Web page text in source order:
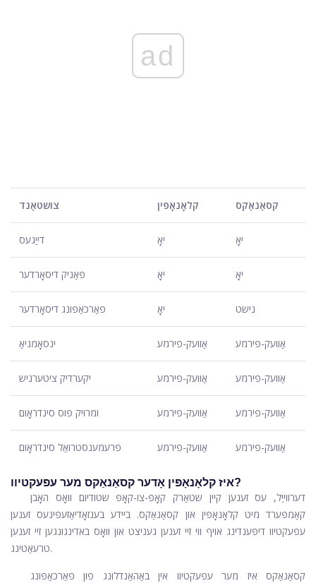
ad
צושטאַנד קלאָנאָפּין קסאַנאַקס
דייַגעס יאָ יאָ
פּאַניק דיסאָרדער יאָ יאָ
פאַרכאַפּונג דיסאָרדער יאָ נישט
ינסאָמניאַ אַוועק-פירמע אַוועק-פירמע
יקערדיק ציטערניש אַוועק-פירמע אַוועק-פירמע
ומרויק פוס סינדראָום אַוועק-פירמע אַוועק-פירמע
פּרעמענסטרואַל סינדראָום אַוועק-פירמע אַוועק-פירמע
איז קלאָנאָפּין אָדער קסאַנאַקס מער עפעקטיוו?
דערווייַל, עס זענען קיין שטאַרק קאָפּ-צו-קאָפּ שטודיום וואָס האָבן
קאַמפּערד מיט קלאָנאָפּין און קסאַנאַקס. ביידע בענזאָדיאַזעפּינעס זענען
עפעקטיוו דיפּענדינג אויף ווי זיי זענען געניצט און וואָס באדינגונגען זיי זענען
טרעאַטינג.
קסאַנאַקס איז מער עפעקטיוו אין באַהאַנדלונג פון פאַרכאַפּונג